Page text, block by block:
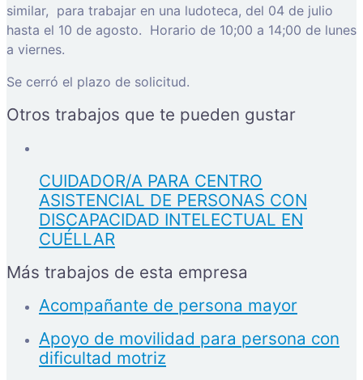
similar, para trabajar en una ludoteca, del 04 de julio
hasta el 10 de agosto. Horario de 10;00 a 14;00 de lunes
a viernes.
Se cerró el plazo de solicitud.
Otros trabajos que te pueden gustar
CUIDADOR/A PARA CENTRO
ASISTENCIAL DE PERSONAS CON
DISCAPACIDAD INTELECTUAL EN
CUÉLLAR
Más trabajos de esta empresa
Acompañante de persona mayor
Apoyo de movilidad para persona con
dificultad motriz